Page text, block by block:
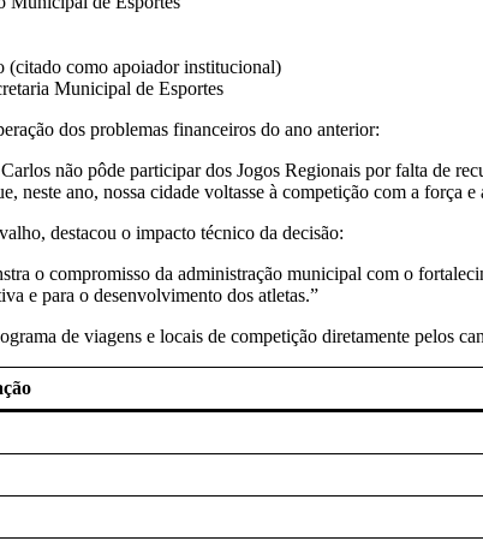
(citado como apoiador institucional)
Municipal de Esportes
dos problemas financeiros do ano anterior:
não pôde participar dos Jogos Regionais por falta de
neste ano, nossa cidade voltasse à competição com a força e
destacou o impacto técnico da decisão:
o compromisso da administração municipal com o
e para o desenvolvimento dos atletas.”
de viagens e locais de competição diretamente pelos